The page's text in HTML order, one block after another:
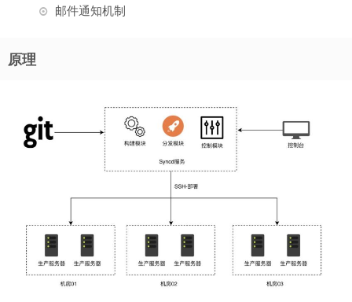
邮件通知机制
原理